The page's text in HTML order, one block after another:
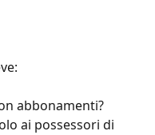
abbonamenti?
ai possessori di